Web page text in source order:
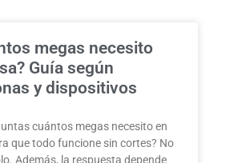
megas necesito
Guía según
y dispositivos
cuántos megas necesito en
que todo funcione sin cortes? No
Además, la respuesta depende